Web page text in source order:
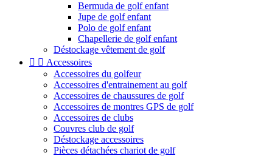
Bermuda de golf enfant
Jupe de golf enfant
Polo de golf enfant
Chapellerie de golf enfant
Déstockage vêtement de golf
  Accessoires
Accessoires du golfeur
Accessoires d'entrainement au golf
Accessoires de chaussures de golf
Accessoires de montres GPS de golf
Accessoires de clubs
Couvres club de golf
Déstockage accessoires
Pièces détachées chariot de golf